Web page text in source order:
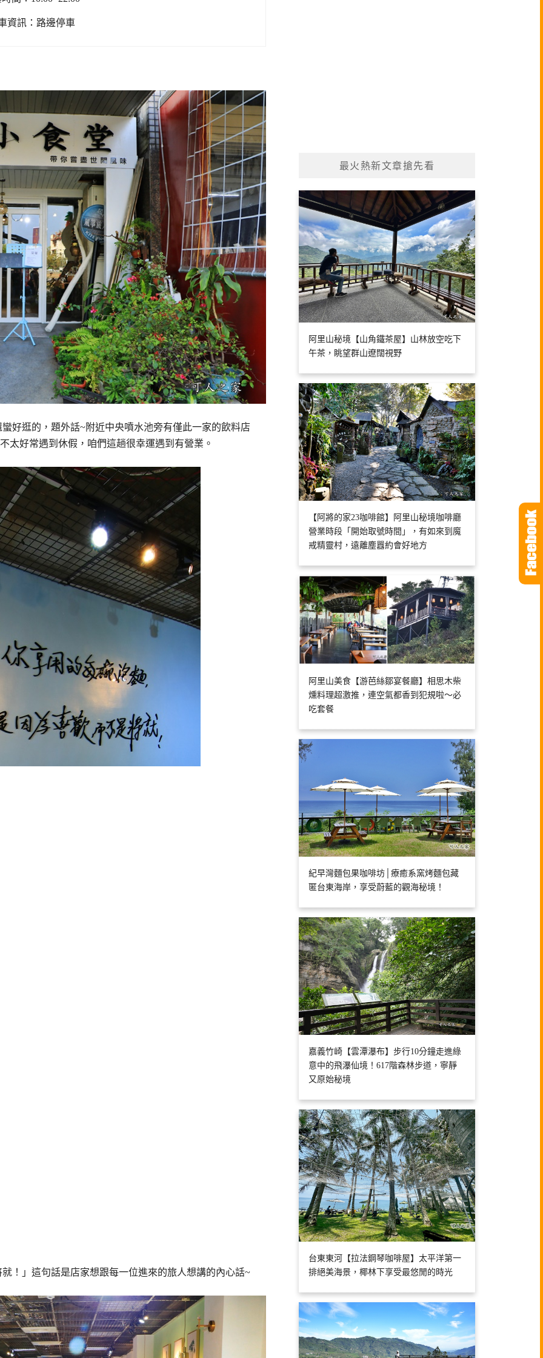
資訊：路邊停車
好逛的，題外話~附近中央噴水池旁有僅此一家的飲料店
太好常遇到休假，咱們這趟很幸運遇到有營業。
！」這句話是店家想跟每一位進來的旅人想講的內心話~
最火熱新文章搶先看
阿里山秘境【山角鐵茶屋】山林放空吃下
午茶，眺望群山遼闊視野
【阿將的家23咖啡館】阿里山秘境咖啡廳
營業時段「開始取號時間」，有如來到魔
戒精靈村，遠離塵囂約會好地方
阿里山美食【游芭絲鄒宴餐廳】相思木柴
燻料理超激推，連空氣都香到犯規啦～必
吃套餐
紀早灣麵包果咖啡坊│療癒系窯烤麵包藏
匿台東海岸，享受蔚藍的觀海秘境！
嘉義竹崎【雲潭瀑布】步行10分鐘走進綠
意中的飛瀑仙境！617階森林步道，寧靜
又原始秘境
台東東河【拉法鋼琴咖啡屋】太平洋第一
排絕美海景，椰林下享受最悠閒的時光